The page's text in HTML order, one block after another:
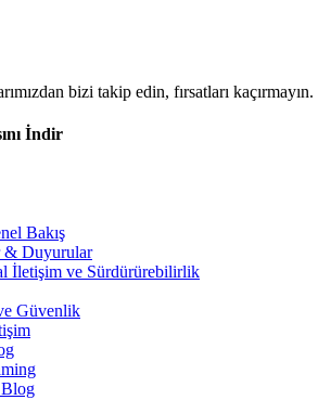
bizi takip edin, fırsatları kaçırmayın.
İndir
Bakış
& Duyurular
İletişim ve Sürdürürebilirlik
Güvenlik